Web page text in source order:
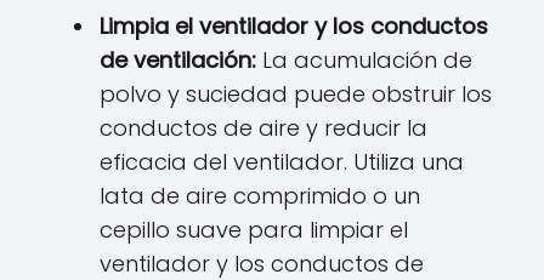
Limpia el ventilador y los conductos
de ventilación: La acumulación de
polvo y suciedad puede obstruir los
conductos de aire y reducir la
eficacia del ventilador. Utiliza una
lata de aire comprimido o un
cepillo suave para limpiar el
ventilador y los conductos de